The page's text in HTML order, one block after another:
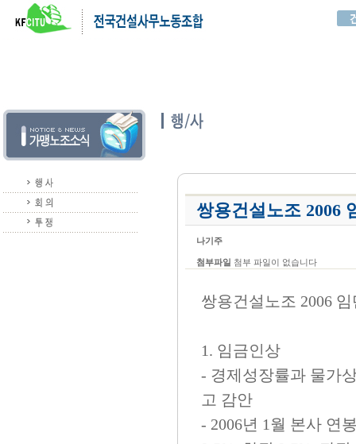
쌍용건설노조 2006
나기주
첨부파일 첨부 파일이 없습니다
쌍용건설노조 2006
1. 임금인상
- 경제성장률과 물가
고 감안
- 2006년 1월 본사 연